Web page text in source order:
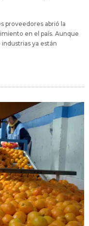
proveedores abrió la
en el país. Aunque
ya están